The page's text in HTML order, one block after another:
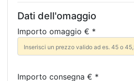
Dati dell'omaggio
Importo omaggio € *
Importo consegna € *